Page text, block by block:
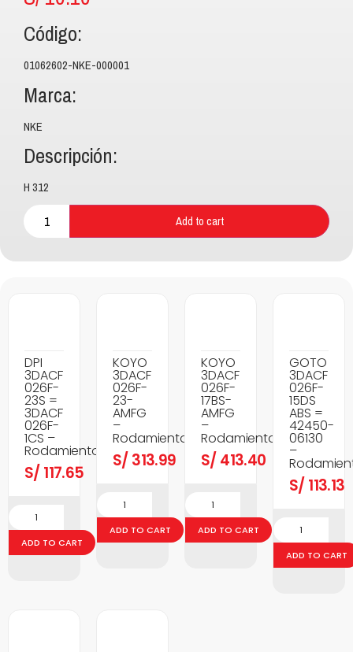
Código:
01062602-NKE-000001
Marca:
NKE
Descripción:
H 312
Add to cart
DPI
3DACF
026F-
23S =
3DACF
026F-
1CS –
Rodamientos
S/ 117.65
ADD TO CART
KOYO
3DACF
026F-
23-
AMFG
–
Rodamientos
S/ 313.99
ADD TO CART
KOYO
3DACF
026F-
17BS-
AMFG
–
Rodamientos
S/ 413.40
ADD TO CART
GOTO
3DACF
026F-
15DS
ABS =
42450-
06130
–
S/ 113.13
ADD TO CART